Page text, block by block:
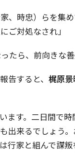
、時忠）らを集
ご対処なされ」
たら、前向きな善
告すると、 梶原
ます。二日間で
出来るでしょう
行家と組んで謀